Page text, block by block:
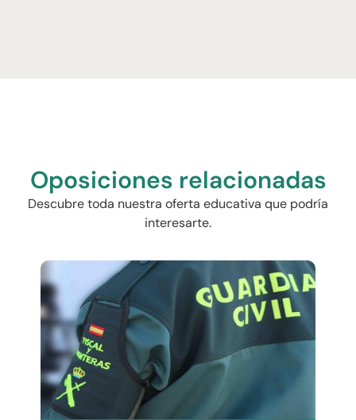
Oposiciones relacionadas
Descubre toda nuestra oferta educativa que podría
interesarte.